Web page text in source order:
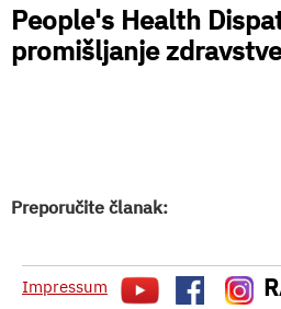
People's Health
promišljanje
Preporučite članak:
Impressum